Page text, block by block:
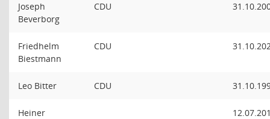
Joseph
Beverborg
CDU
Friedhelm
Biestmann
CDU
Leo Bitter CDU
Heiner